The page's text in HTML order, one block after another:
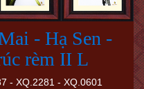
- Hạ Sen -
rèm II L
- XQ.2281 - XQ.0601